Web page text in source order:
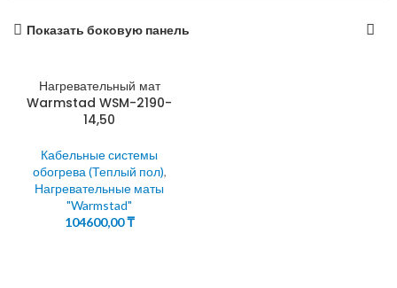
Показать боковую панель
Нагревательный мат
Warmstad WSM-2190-
14,50
Кабельные системы
обогрева (Теплый пол),
Нагревательные маты
"Warmstad"
104600,00₸